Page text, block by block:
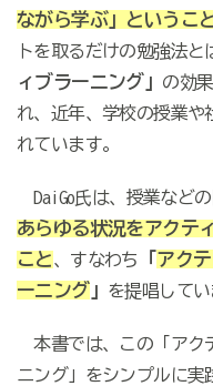
ながら学ぶ」というこ
トを取るだけの勉強法と
ィブラーニング」 の効
れ、近年、学校の授業や
れています。
DaiGo氏は、授業など
あらゆる状況をアクテ
こと、すなわち
アク
ーニング」 を提唱してい
本書では、この「アク
ニング」をシンプルに実